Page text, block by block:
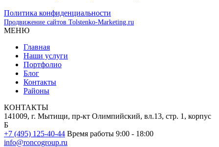
Политика конфиденциальности
Продвижение сайтов Tolstenko-Marketing.ru
МЕНЮ
Главная
Наши услуги
Портфолио
Блог
Контакты
Районы
КОНТАКТЫ
141009, г. Мытищи, пр-кт Олимпийский, вл.13, стр. 1, корпус
Б
+7 (495) 125-40-44 Время работы 9:00 - 18:00
info@roncogroup.ru